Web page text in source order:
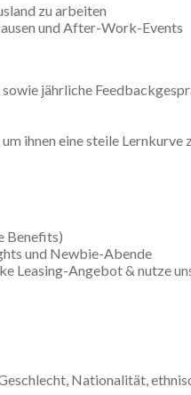
zu arbeiten
und After-Work-Events
jährliche
ihnen eine steile Lernkurve
Benefits)
und Newbie-Abende
Leasing-Angebot & nutze
Nationalität,